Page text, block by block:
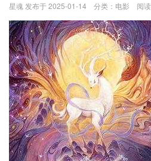
星魂网
星魂 发布于 2025-01-14 分类： 电影 阅